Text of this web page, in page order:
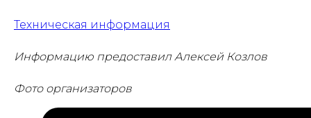
Техническая информация
Информацию предоставил Алексей Козлов
Фото организаторов